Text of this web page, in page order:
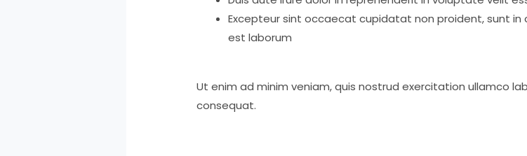
Excepteur sint occaecat cupidatat non proident, sunt
est laborum
Ut enim ad minim veniam, quis nostrud exercitation ullamco
consequat.